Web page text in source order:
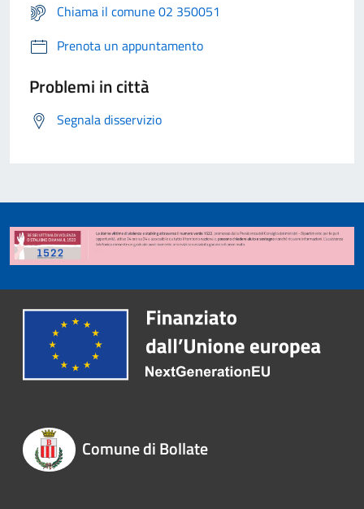
Chiama il comune 02 350051
Prenota un appuntamento
Problemi in città
Segnala disservizio
Comune di Bollate